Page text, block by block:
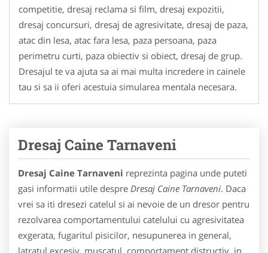
competitie, dresaj reclama si film, dresaj expozitii,
dresaj concursuri, dresaj de agresivitate, dresaj de paza,
atac din lesa, atac fara lesa, paza persoana, paza
perimetru curti, paza obiectiv si obiect, dresaj de grup.
Dresajul te va ajuta sa ai mai multa incredere in cainele
tau si sa ii oferi acestuia simularea mentala necesara.
Dresaj Caine Tarnaveni
Dresaj Caine Tarnaveni reprezinta pagina unde puteti
gasi informatii utile despre Dresaj Caine Tarnaveni. Daca
vrei sa iti dresezi catelul si ai nevoie de un dresor pentru
rezolvarea comportamentului catelului cu agresivitatea
exgerata, fugaritul pisicilor, nesupunerea in general,
latratul excesiv, muscatul, comportament distructiv, in